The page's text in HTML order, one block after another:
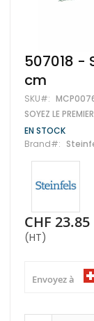
Skip
to
the
beginning
of
the
images
gallery
507018 -
cm
SKU
SOYEZ LE
EN STOCK
Brand
CHF 23.85
(HT)
Envoyez à